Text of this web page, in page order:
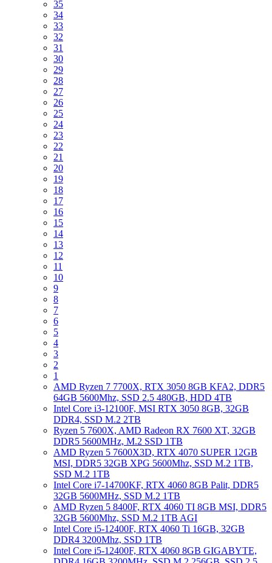
35
34
33
32
31
30
29
28
27
26
25
24
23
22
21
20
19
18
17
16
15
14
13
12
11
10
9
8
7
6
5
4
3
2
1
AMD Ryzen 7 7700X, RTX 3050 8GB KFA2, DDR5
64GB 5600Mhz, SSD 2.5 480GB, HDD 4TB
Intel Core i3-12100F, MSI RTX 3050 8GB, 32GB
DDR4, SSD M.2 2TB
Ryzen 5 7600X, AMD Radeon RX 7600 XT, 32GB
DDR5 5600MHz, M.2 SSD 1TB
AMD Ryzen 5 7600X3D, RTX 4070 SUPER 12GB
MSI, DDR5 32GB XPG 5600Mhz, SSD M.2 1TB,
SSD M.2 1TB
Intel Core i7-14700KF, RTX 4060 8GB Palit, DDR5
32GB 5600MHz, SSD M.2 1TB
AMD Ryzen 5 8400F, RTX 4060 TI 8GB MSI, DDR5
32GB 5600Mhz, SSD M.2 1TB AGI
Intel Core i5-12400F, RTX 4060 Ti 16GB, 32GB
DDR4 3200Mhz, SSD 1TB
Intel Core i5-12400F, RTX 4060 8GB GIGABYTE,